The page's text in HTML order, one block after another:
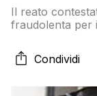
Il reato
fraudolenta per
E un’exit
Condividi